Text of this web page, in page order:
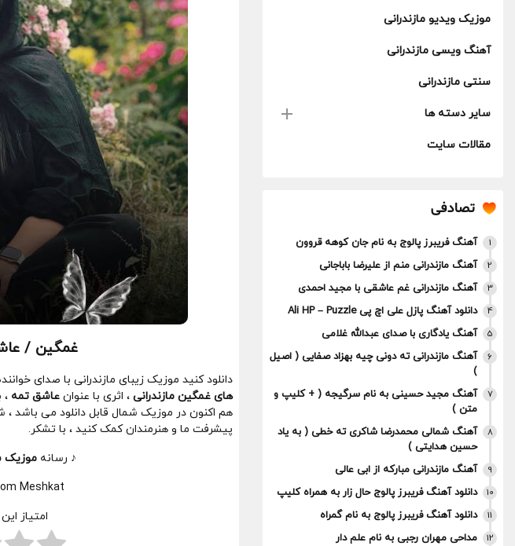
موزیک ویدیو مازندرانی
آهنگ ویسی مازندرانی
سنتی مازندرانی
سایر دسته ها
مقالات سایت
تصادفی
1 آهنگ فریبرز پالوج به نام جان کوهه قروون
2 آهنگ مازندرانی منم از علیرضا باباجانی
3 آهنگ مازندرانی غم عاشقی با مجید احمدی
4 دانلود آهنگ پازل علی اچ پی Ali HP – Puzzle
5 آهنگ یادگاری با صدای عبدالله غلامی
6
آهنگ مازندرانی ته دونی چیه بهزاد صفایی ( اصیل
)
7
آهنگ مجید حسینی به نام سرگیجه ( + کلیپ و
متن )
8
آهنگ شمالی محمدرضا شاکری ته خطی ( به یاد
حسین هدایتی )
9 آهنگ مازندرانی مبارکه از ابی عالی
10 دانلود آهنگ فریبرز پالوج حال زار به همراه کلیپ
11 دانلود آهنگ فریبرز پالوج به نام گمراه
12 مداحی مهران رجبی به نام علم دار
غمگین /
دانلود کنید موزیک زیبای مازندرانی با صدای
های غمگین مازندرانی ، اثری با عنوان عاشق تمه
هم اکنون در موزیک شمال قابل دانلود می باشد ،
پیشرفت ما و هنرمندان کمک کنید ، با تشکر.
♪ رسانهموزیک
Meshkat
امتیاز